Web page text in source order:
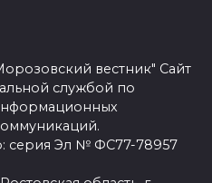
вестник" Сайт
службой по
серия Эл № ФС77-78957